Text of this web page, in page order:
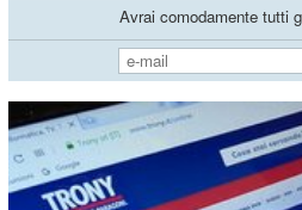
Avrai comodamente tutti